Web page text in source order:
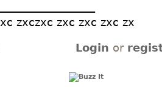
xc zxczxc zxc zxc zxc zx
Login or